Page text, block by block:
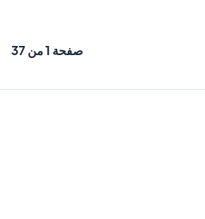
صفحة 1 من 37